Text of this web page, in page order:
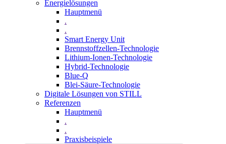
Energielösungen
Hauptmenü
.
.
Smart Energy Unit
Brennstoffzellen-Technologie
Lithium-Ionen-Technologie
Hybrid-Technologie
Blue-Q
Blei-Säure-Technologie
Digitale Lösungen von STILL
Referenzen
Hauptmenü
.
.
Praxisbeispiele